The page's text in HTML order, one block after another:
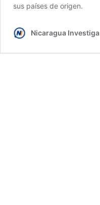
sus países de origen.
Nicaragua Investiga